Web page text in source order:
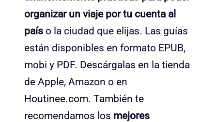
organizar un viaje por tu cuenta al
país o la ciudad que elijas. Las guías
están disponibles en formato EPUB,
mobi y PDF. Descárgalas en la tienda
de Apple, Amazon o en
Houtinee.com. También te
recomendamos los mejores